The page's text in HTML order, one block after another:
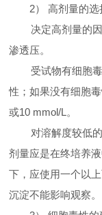
2）
高剂量的选
决定高剂量的
渗透压。
受试物有细胞
性；如果没有细胞
或10 mmol/L。
对溶解度较低
剂量应是在终培养
下，应使用一个以
沉淀不能影响观察。